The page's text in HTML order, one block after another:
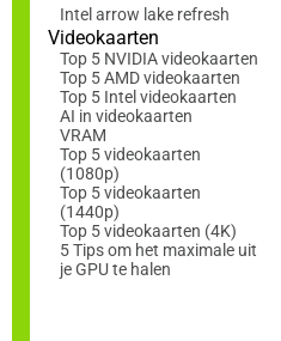
Intel arrow lake refresh
Videokaarten
Top 5 NVIDIA videokaarten
Top 5 AMD videokaarten
Top 5 Intel videokaarten
AI in videokaarten
VRAM
Top 5 videokaarten
(1080p)
Top 5 videokaarten
(1440p)
Top 5 videokaarten (4K)
5 Tips om het maximale uit
je GPU te halen